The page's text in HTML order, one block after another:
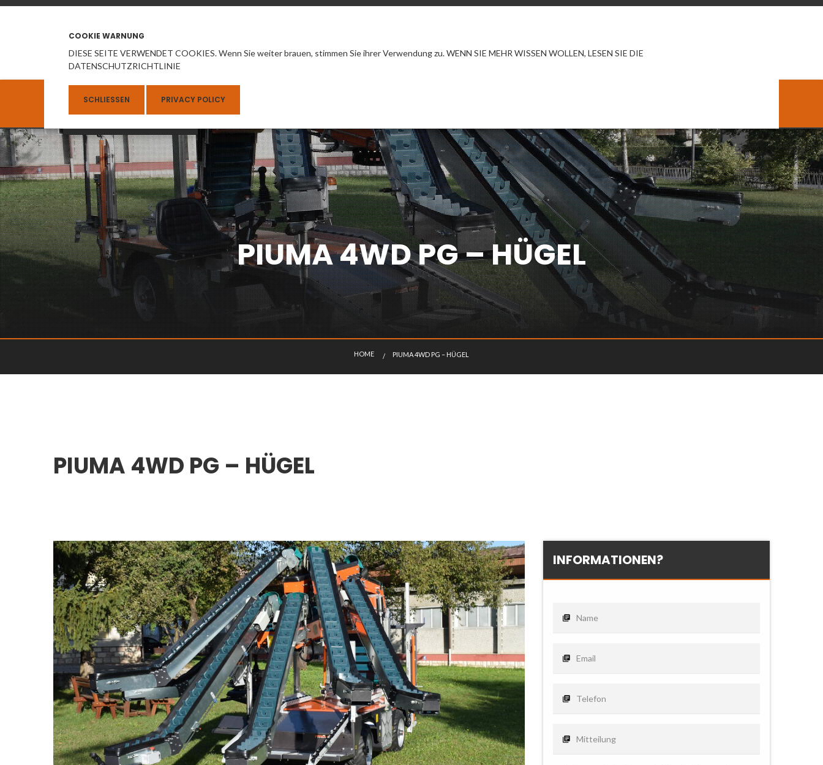
COOKIE WARNUNG
DIESE SEITE VERWENDET COOKIES. Wenn Sie weiter brauen, stimmen Sie ihrer Verwendung zu. WENN SIE MEHR WISSEN WOLLEN, LESEN SIE DIE
DATENSCHUTZRICHTLINIE
SCHLIESSEN PRIVACY POLICY
RUF UNS JETZT AN
+390463431028
HABEN SIE FRAGEN?
INFO@REVOITALIA.IT
ZENTRALE
VIADE ZINIS, 6CAVAR ENO(TN)-ITALY38011
DEUTSCH
PIUMA 4WD PG – HÜGEL
HOME AKTUELL:
PIUMA 4WD PG – HÜGEL
PIUMA 4WD PG – HÜGEL
INFORMATIONEN?